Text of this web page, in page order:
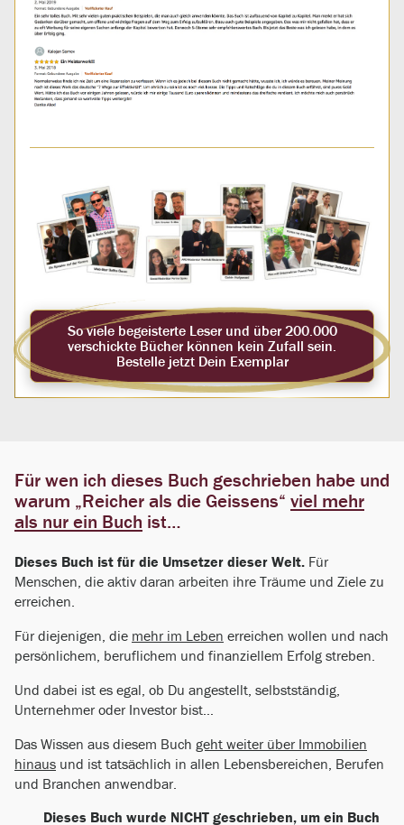
So viele begeisterte Leser und über 200.000
verschickte Bücher können kein Zufall sein.
Bestelle jetzt Dein Exemplar
Für wen ich dieses Buch geschrieben habe und
warum „Reicher als die Geissens“ viel mehr
als nur ein Buch ist…
Dieses Buch ist für die Umsetzer dieser Welt. Für
Menschen, die aktiv daran arbeiten ihre Träume und Ziele zu
erreichen.
Für diejenigen, die mehr im Leben erreichen wollen und nach
persönlichem, beruflichem und finanziellem Erfolg streben.
Und dabei ist es egal, ob Du angestellt, selbstständig,
Unternehmer oder Investor bist…
Das Wissen aus diesem Buch geht weiter über Immobilien
hinaus und ist tatsächlich in allen Lebensbereichen, Berufen
und Branchen anwendbar.
Dieses Buch wurde NICHT geschrieben, um ein Buch